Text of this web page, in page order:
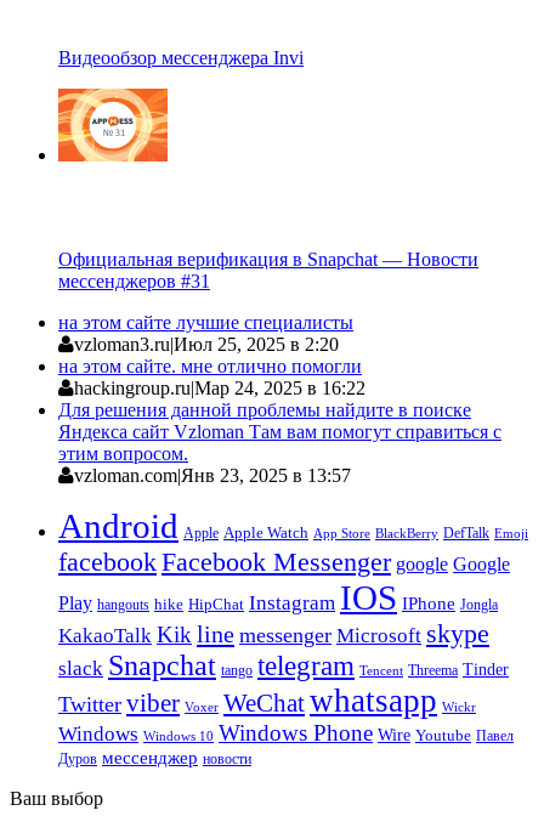
Видеообзор мессенджера Invi
Официальная верификация в Snapchat — Новости
мессенджеров #31
на этом сайте лучшие специалисты
vzloman3.ru|Июл 25, 2025 в 2:20
на этом сайте. мне отлично помогли
hackingroup.ru|Мар 24, 2025 в 16:22
Для решения данной проблемы найдите в поиске
Яндекса сайт Vzloman Там вам помогут справиться с
этим вопросом.
vzloman.com|Янв 23, 2025 в 13:57
Android Apple Apple Watch App Store BlackBerry DefTalk Emoji
facebookFacebook Messenger google Google
Play hangouts hike HipChat Instagram IOS IPhone Jongla
KakaoTalk Kik line messenger Microsoft skype
slack Snapchat tango telegram Tencent Threema Tinder
Twitter viber Voxer WeChatwhatsapp Wickr
Windows Windows 10 Windows Phone Wire Youtube Павел
Дуров мессенджер новости
Ваш выбор